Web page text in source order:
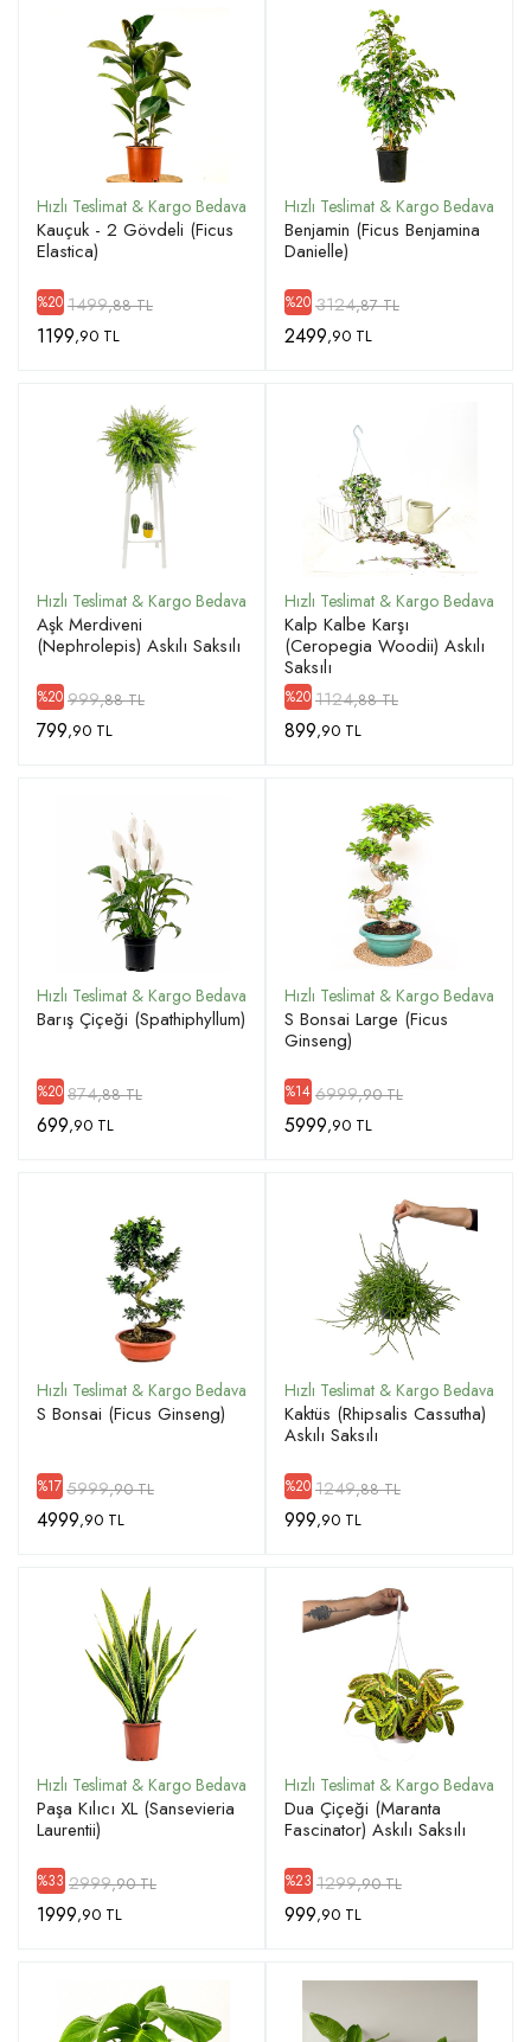
Kauçuk - 2 Gövdeli (Ficus
Elastica)
%20 1499,88 TL
1199,90 TL
Benjamin (Ficus Benjamina
Danielle)
%20 3124,87 TL
2499,90 TL
Aşk Merdiveni
(Nephrolepis) Askılı Saksılı
%20 999,88 TL
799,90 TL
Kalp Kalbe Karşı
(Ceropegia Woodii) Askılı
Saksılı
%20 1124,88 TL
899,90 TL
Barış Çiçeği (Spathiphyllum)
%20 874,88 TL
699,90 TL
S Bonsai Large (Ficus
Ginseng)
%14 6999,90 TL
5999,90 TL
S Bonsai (Ficus Ginseng)
%17 5999,90 TL
4999,90 TL
Kaktüs (Rhipsalis Cassutha)
Askılı Saksılı
%20 1249,88 TL
999,90 TL
Paşa Kılıcı XL (Sansevieria
Laurentii)
%33 2999,90 TL
1999,90 TL
Dua Çiçeği (Maranta
Fascinator) Askılı Saksılı
%23 1299,90 TL
999,90 TL